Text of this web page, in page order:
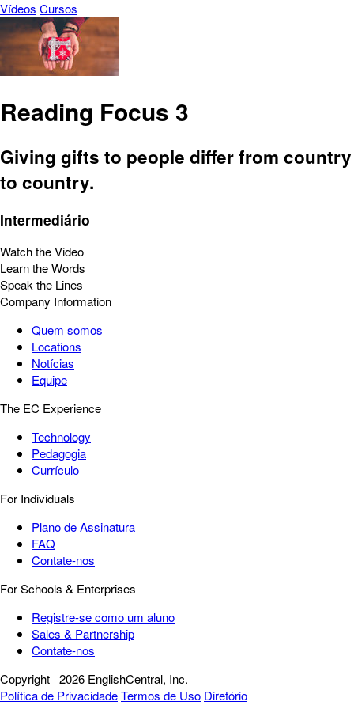
Vídeos Cursos
Reading Focus 3
Giving gifts to people differ from country
to country.
Intermediário
Watch the Video
Learn the Words
Speak the Lines
Company Information
Quem somos
Locations
Notícias
Equipe
The EC Experience
Technology
Pedagogia
Currículo
For Individuals
Plano de Assinatura
FAQ
Contate-nos
For Schools & Enterprises
Registre-se como um aluno
Sales & Partnership
Contate-nos
Copyright 2026 EnglishCentral, Inc.
Política de PrivacidadeTermos de Uso Diretório